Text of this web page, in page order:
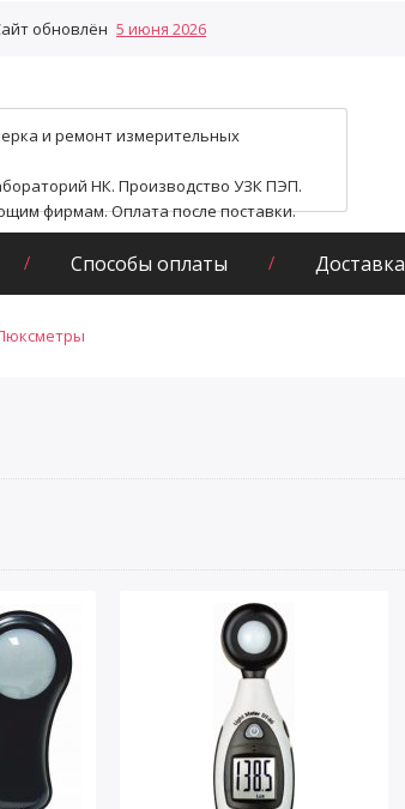
обновлён 5 июня 2026
и ремонт измерительных
НК. Производство УЗК ПЭП.
фирмам. Оплата после поставки.
Способы оплаты Доставка